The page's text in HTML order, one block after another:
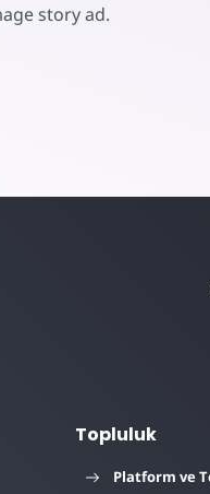
story ad.
Topluluk
Platform ve